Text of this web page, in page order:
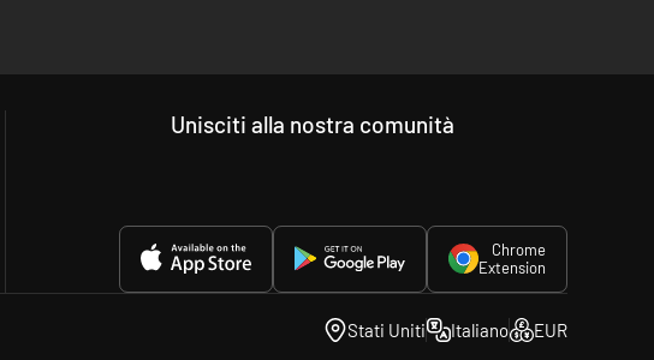
Unisciti alla nostra comunità
Chrome
Extension
Stati Uniti Italiano EUR